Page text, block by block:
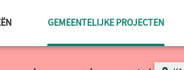
GEMEENTELIJKE PROJECTEN